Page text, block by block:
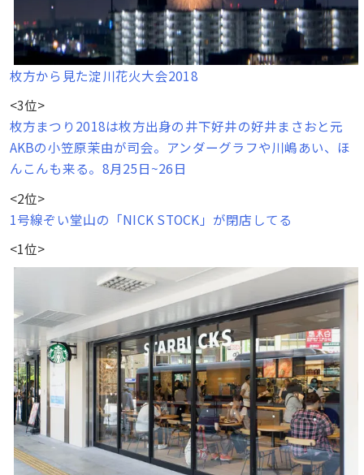
枚方から見た淀川花火大会2018
<3位>
枚方まつり2018は枚方出身の井下好井の好井まさおと元
AKBの小笠原茉由が司会。アンダーグラフや川嶋あい、ほ
んこんも来る。8月25日~26日
<2位>
1号線ぞい堂山の「NICK STOCK」が閉店してる
<1位>